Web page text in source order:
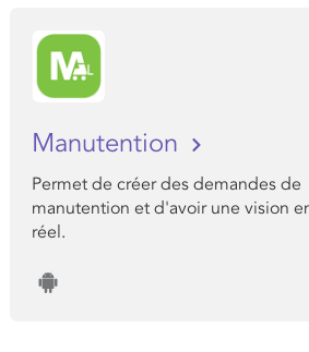
Manutention
Permet de créer des demandes de
manutention et d'avoir une vision
réel.